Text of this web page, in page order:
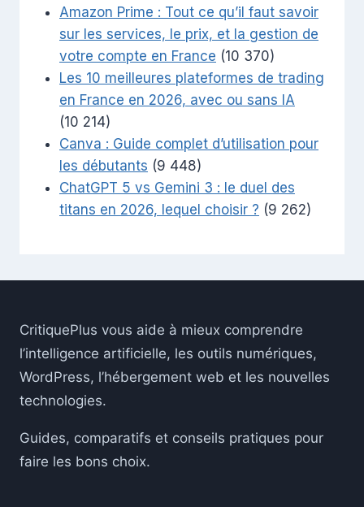
Amazon Prime : Tout ce qu’il faut savoir
sur les services, le prix, et la gestion de
votre compte en France (10 370)
Les 10 meilleures plateformes de trading
en France en 2026, avec ou sans IA
(10 214)
Canva : Guide complet d’utilisation pour
les débutants (9 448)
ChatGPT 5 vs Gemini 3 : le duel des
titans en 2026, lequel choisir ? (9 262)
CritiquePlus vous aide à mieux comprendre
l’intelligence artificielle, les outils numériques,
WordPress, l’hébergement web et les nouvelles
technologies.
Guides, comparatifs et conseils pratiques pour
faire les bons choix.